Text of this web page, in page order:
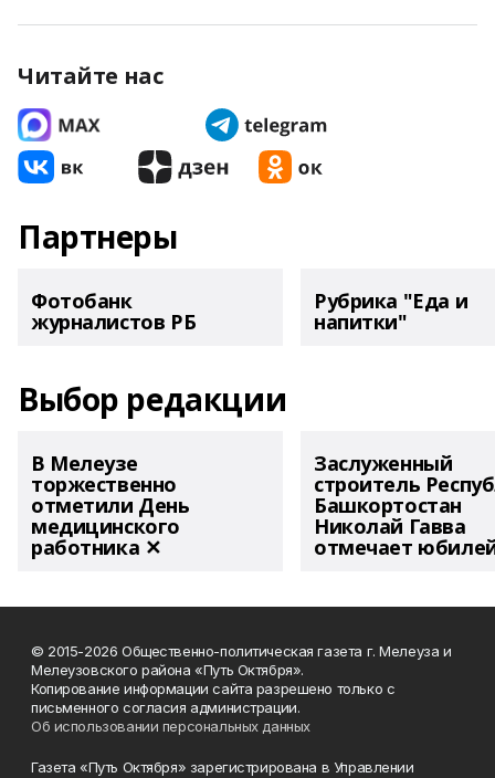
Читайте нас
Партнеры
Фотобанк
журналистов РБ
Рубрика "Еда и
напитки"
Выбор редакции
В Мелеузе
торжественно
отметили День
медицинского
работника ✕
Заслуженный
строитель
Башкортостан
Николай Гавва
отмечает
© 2015-2026 Общественно-политическая газета г. Мелеуза и
Мелеузовского района «Путь Октября».
Копирование информации сайта разрешено только с
письменного согласия администрации.
Об использовании персональных данных
Газета «Путь Октября» зарегистрирована в Управлении